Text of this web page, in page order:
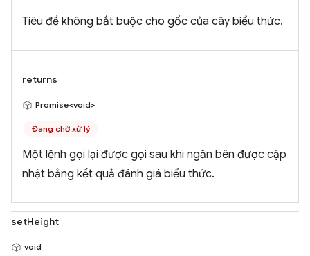
Tiêu đề không bắt buộc cho gốc của cây biểu thức.
returns
Promise<void>
Đang chờ xử lý
Một lệnh gọi lại được gọi sau khi ngăn bên được cập
nhật bằng kết quả đánh giá biểu thức.
setHeight
void